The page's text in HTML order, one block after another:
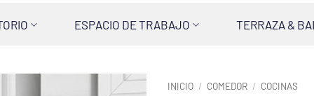
ESPACIO DE TRABAJO TERRAZA &
INICIO / COMEDOR / COCINAS